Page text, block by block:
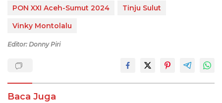
PON XXI Aceh-Sumut 2024
Tinju Sulut
Vinky Montolalu
Editor: Donny Piri
Baca Juga